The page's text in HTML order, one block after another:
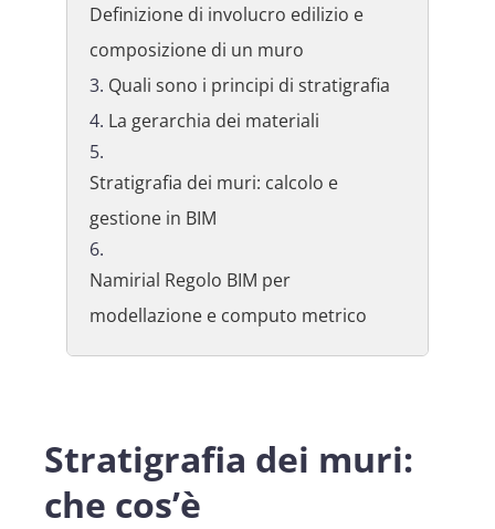
Definizione di involucro edilizio e
composizione di un muro
Quali sono i principi di stratigrafia
La gerarchia dei materiali
Stratigrafia dei muri: calcolo e
gestione in BIM
Namirial Regolo BIM per
modellazione e computo metrico
Stratigrafia dei muri:
che cos’è